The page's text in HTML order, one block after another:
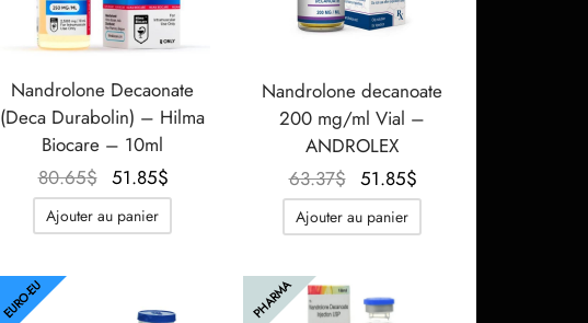
Nandrolone Decaonate
(Deca Durabolin) – Hilma
Biocare – 10ml
80.65$ Le prix
initial
était :
51.85$
Ajouter au panier
Nandrolone decanoate
200 mg/ml Vial –
ANDROLEX
63.37$ Le prix
initial
était :
51.85$
Ajouter au panier
EURO-EU PHARMA